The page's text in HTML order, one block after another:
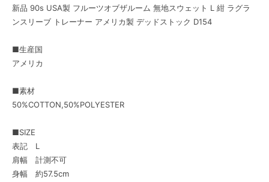
新品 90s USA製 フルーツオブザルーム 無地スウェット L 紺 ラグラ
ンスリーブ トレーナー アメリカ製 デッドストック D154
■生産国
アメリカ
■素材
50%COTTON,50%POLYESTER
■SIZE
表記 L
肩幅 計測不可
身幅 約57.5cm